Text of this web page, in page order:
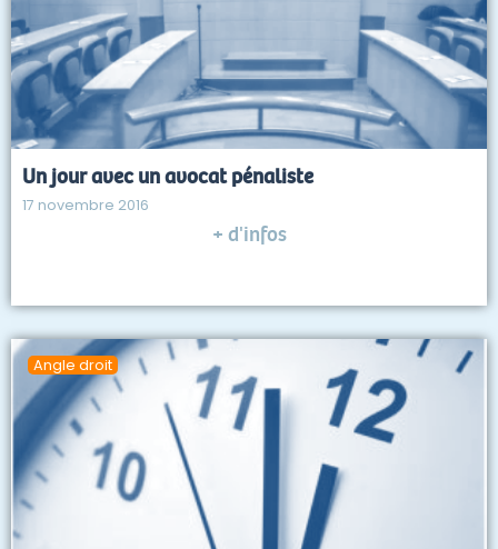
Un jour avec un avocat pénaliste
17 novembre 2016
+ d'infos
Angle droit